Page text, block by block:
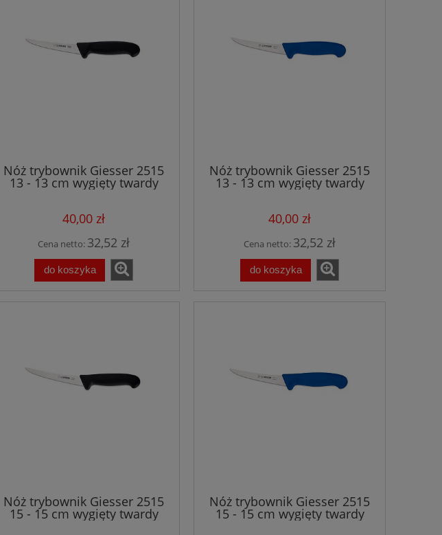
Nóż trybownik Giesser 2515
13 - 13 cm wygięty twardy
czarny
40,00 zł
Cena netto: 32,52 zł
do koszyka
Nóż trybownik Giesser 2515
13 - 13 cm wygięty twardy
niebieski
40,00 zł
Cena netto: 32,52 zł
do koszyka
Nóż trybownik Giesser 2515
15 - 15 cm wygięty twardy
czarny
Nóż trybownik Giesser 2515
15 - 15 cm wygięty twardy
niebieski